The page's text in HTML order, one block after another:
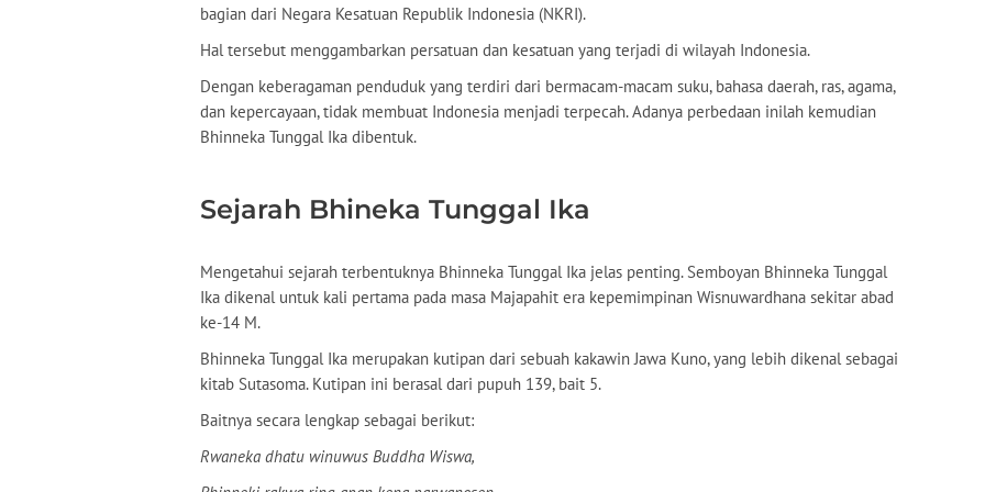
bagian dari Negara Kesatuan Republik Indonesia (NKRI).
Hal tersebut menggambarkan persatuan dan kesatuan yang terjadi di wilayah Indonesia.
Dengan keberagaman penduduk yang terdiri dari bermacam-macam suku, bahasa daerah, ras, agama,
dan kepercayaan, tidak membuat Indonesia menjadi terpecah. Adanya perbedaan inilah kemudian
Bhinneka Tunggal Ika dibentuk.
Sejarah Bhineka Tunggal Ika
Mengetahui sejarah terbentuknya Bhinneka Tunggal Ika jelas penting. Semboyan Bhinneka Tunggal
Ika dikenal untuk kali pertama pada masa Majapahit era kepemimpinan Wisnuwardhana sekitar abad
ke-14 M.
Bhinneka Tunggal Ika merupakan kutipan dari sebuah kakawin Jawa Kuno, yang lebih dikenal sebagai
kitab Sutasoma. Kutipan ini berasal dari pupuh 139, bait 5.
Baitnya secara lengkap sebagai berikut:
Rwaneka dhatu winuwus Buddha Wiswa,